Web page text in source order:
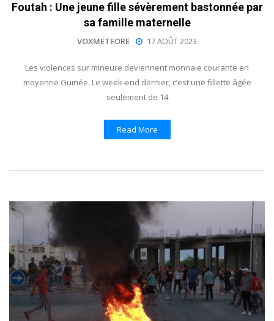
Foutah : Une jeune fille sévèrement bastonnée par
sa famille maternelle
VOXMETEORE 17 AOÛT 2023
Les violences sur mineure deviennent monnaie courante en
moyenne Guinée. Le week-end dernier, c’est une fillette âgée
seulement de 14
Read More